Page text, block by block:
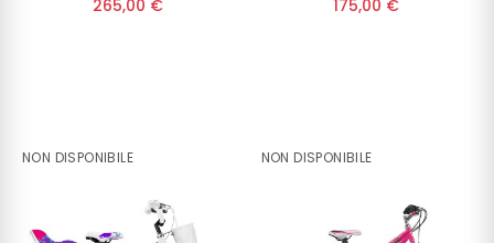
265,00 € 175,00 €
NON DISPONIBILE NON DISPONIBILE